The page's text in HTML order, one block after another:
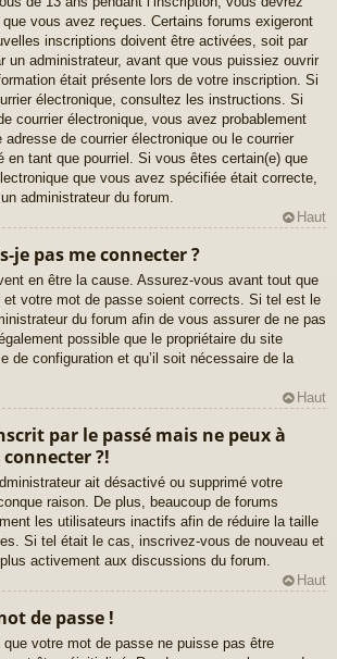
vous avez reçues. Certains forums exigeront
inscriptions doivent être activées, soit par
un administrateur, avant que vous puissiez ouvrir
était présente lors de votre inscription. Si
électronique, consultez les instructions. Si
courrier électronique, vous avez probablement
de courrier électronique ou le courrier
en tant que pourriel. Si vous êtes certain(e) que
que vous avez spécifiée était correcte,
administrateur du forum.
Haut
je pas me connecter ?
en être la cause. Assurez-vous avant tout que
et votre mot de passe soient corrects. Si tel est le
du forum afin de vous assurer de ne pas
possible que le propriétaire du site
de configuration et qu’il soit nécessaire de la
Haut
par le passé mais ne peux à
?!
ait désactivé ou supprimé votre
raison. De plus, beaucoup de forums
les utilisateurs inactifs afin de réduire la taille
Si tel était le cas, inscrivez-vous de nouveau et
activement aux discussions du forum.
Haut
de passe !
que votre mot de passe ne puisse pas être